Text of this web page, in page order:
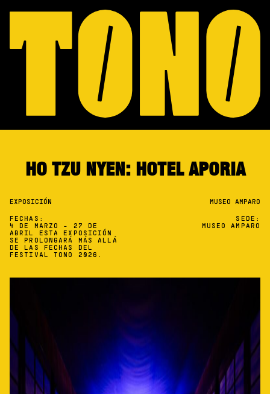
HO TZU NYEN: HOTEL APORIA
EXPOSICIÓN MUSEO AMPARO
FECHAS:
4 DE MARZO - 27 DE
ABRIL ESTA EXPOSICIÓN
SE PROLONGARÁ MÁS ALLÁ
DE LAS FECHAS DEL
FESTIVAL TONO 2026.
SEDE:
MUSEO AMPARO